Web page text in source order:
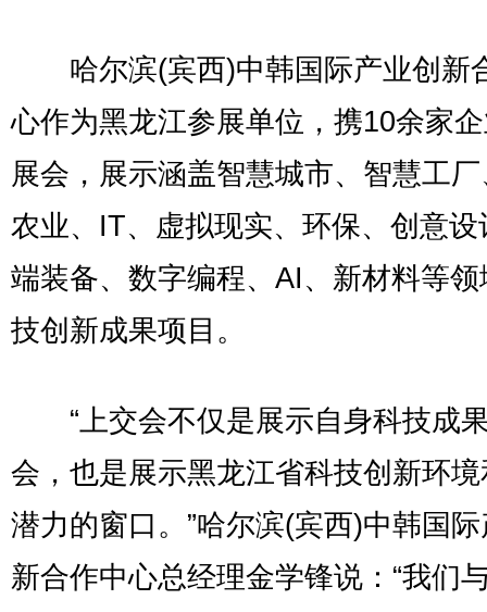
哈尔滨(宾西)中韩国际产业创新
心作为黑龙江参展单位，携10余家
展会，展示涵盖智慧城市、智慧工
农业、IT、虚拟现实、环保、创意设
端装备、数字编程、AI、新材料等领
技创新成果项目。
“上交会不仅是展示自身科技成
会，也是展示黑龙江省科技创新环
潜力的窗口。”哈尔滨(宾西)中韩国
新合作中心总经理金学锋说：“我们